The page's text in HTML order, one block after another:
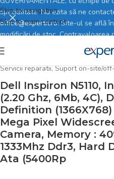
Skip to navigation
Skip to main content
specialitate. Nu ezita să ne
office@expertit.ro! Site-ul se află
modificări de stoc. Contravaloarea
rambursa în totalitate.
Prima pagină
Magazin online/ Solutii
Servicii reparatii, Suport on-site/
Dell Inspiron N5110,
(2.20 Ghz, 6Mb, 4C),
Definition
Mega Pixel
Camera, Memory :
1333Mhz Ddr3, Hard
Ata (5400Rp